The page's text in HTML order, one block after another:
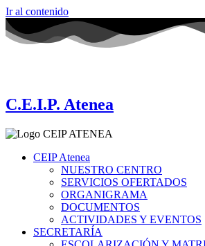
Ir al contenido
C.E.I.P. Atenea
CEIP Atenea
NUESTRO CENTRO
SERVICIOS OFERTADOS
ORGANIGRAMA
DOCUMENTOS
ACTIVIDADES Y EVENTOS
SECRETARÍA